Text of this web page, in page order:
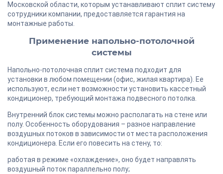
Московской области, которым устанавливают сплит систему
сотрудники компании, предоставляется гарантия на
монтажные работы.
Применение напольно-потолочной
системы
Напольно-потолочная сплит система подходит для
установки в любом помещении (офис, жилая квартира). Ее
используют, если нет возможности установить кассетный
кондиционер, требующий монтажа подвесного потолка.
Внутренний блок системы можно располагать на стене или
полу. Особенность оборудования – разное направление
воздушных потоков в зависимости от места расположения
кондиционера. Если его повесить на стену, то:
работая в режиме «охлаждение», оно будет направлять
воздушный поток параллельно полу;